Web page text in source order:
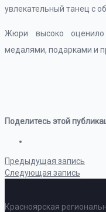
увлекательный танец с
Жюри высоко
медалями, подарками и
Поделитесь этой
Предыдущая запись
Следующая запись
Красноярская